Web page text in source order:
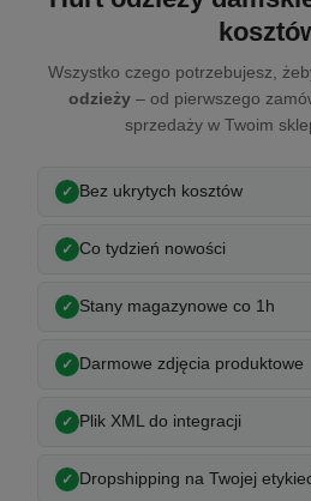
Wszystko czego potrzebujesz,
odzieży– od pierwszego
sprzedaży w Twoim
Bez ukrytych kosztów
Co tydzień nowości
Stany magazynowe co 1h
Darmowe zdjęcia produktowe
Plik XML do integracji
Dropshipping na Twojej